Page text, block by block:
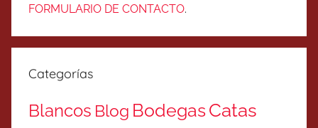
FORMULARIO DE CONTACTO.
Categorías
Blancos Blog BodegasCatas